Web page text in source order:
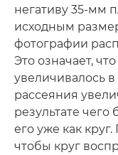
негативу 35-мм
исходным
фотографии
Это означает,
увеличивалось в
рассеяния
результате
его уже как
чтобы круг